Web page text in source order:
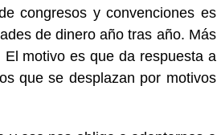
congresos y convenciones es
de dinero año tras año. Más
motivo es que da respuesta a
que se desplazan por motivos